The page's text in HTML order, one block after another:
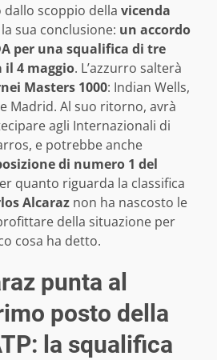
scoppio della vicenda
sua conclusione: un accordo
per una squalifica di tre
il 4 maggio. L’azzurro salterà
Masters 1000: Indian Wells,
Madrid. Al suo ritorno, avrà
agli Internazionali di
e potrebbe anche
di numero 1 del
quanto riguarda la classifica
Alcaraz non ha nascosto le
della situazione per
cosa ha detto.
punta al
posto della
la squalifica